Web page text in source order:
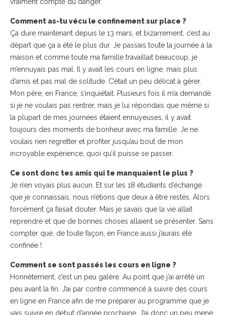
vraiment compte du danger.
Comment as-tu vécu le confinement sur place ?
Ça dure maintenant depuis le 13 mars, et bizarrement, c’est au
départ que ça a été le plus dur. Je passais toute la journée à la
maison et comme toute ma famille travaillait beaucoup, je
m’ennuyais pas mal. Il y avait les cours en ligne, mais plus
d’amis et pas mal de solitude. C’était un peu délicat à gérer.
Mon père, en France, s’inquiétait. Plusieurs fois il m’a demandé
si je ne voulais pas rentrer, mais je lui répondais que même si
la plupart de mes journées étaient ennuyeuses, il y avait
toujours des moments de bonheur avec ma famille. Je ne
voulais rien regretter et profiter jusqu’au bout de mon
incroyable expérience, quoi qu’il puisse se passer.
Ce sont donc tes amis qui te manquaient le plus ?
Je n’en voyais plus aucun. Et sur les 18 étudiants d’échange
que je connaissais, nous n’étions que deux à être restés. Alors
forcément ça faisait douter. Mais je savais que la vie allait
reprendre et que de bonnes choses allaient se présenter. Sans
compter que, de toute façon, en France aussi j’aurais été
confinée !
Comment se sont passés les cours en ligne ?
Honnêtement, c’est un peu galère. Au point que j’ai arrêté un
peu avant la fin. J’ai par contre commencé à suivre des cours
en ligne en France afin de me préparer au programme que je
vais suivre en début d’année prochaine. J’ai donc un peu mené